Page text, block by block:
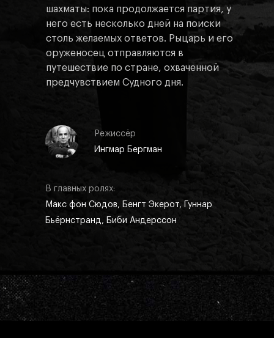
В главных ролях:
Макс фон Сюдов, Бенгт Экерот, Гуннар
Бьёрнстранд, Биби Андерссон
Режиссёр
Ингмар Бергман
шахматы: пока продолжается партия, у
него есть несколько дней на поиски
столь желаемых ответов. Рыцарь и его
оруженосец отправляются в
путешествие по стране, охваченной
предчувствием Судного дня.